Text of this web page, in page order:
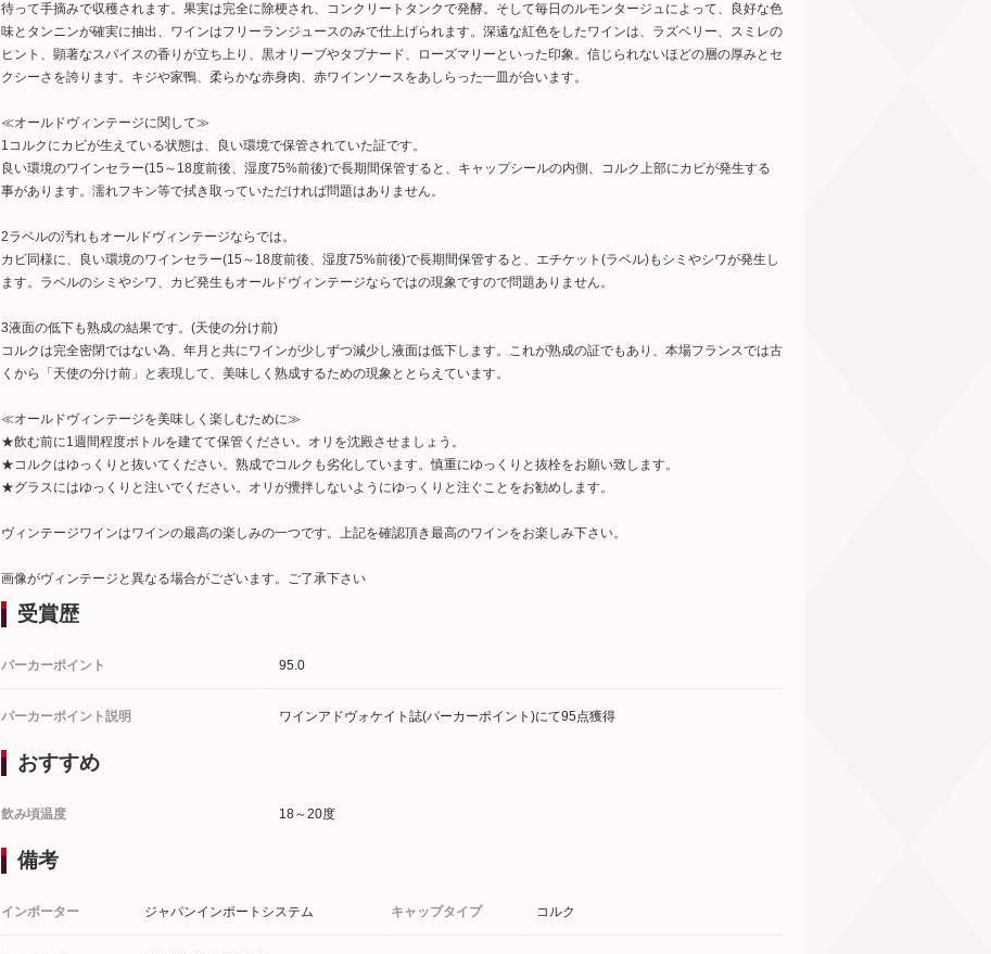
待って手摘みで収穫されます。果実は完全に除梗され、コンクリートタンクで発酵。そして毎日のルモンタージュによって、良好な色
味とタンニンが確実に抽出、ワインはフリーランジュースのみで仕上げられます。深遠な紅色をしたワインは、ラズベリー、スミレの
ヒント、顕著なスパイスの香りが立ち上り、黒オリーブやタプナード、ローズマリーといった印象。信じられないほどの層の厚みとセ
クシーさを誇ります。キジや家鴨、柔らかな赤身肉、赤ワインソースをあしらった一皿が合います。
≪オールドヴィンテージに関して≫
1コルクにカビが生えている状態は、良い環境で保管されていた証です。
良い環境のワインセラー(15～18度前後、湿度75%前後)で長期間保管すると、キャップシールの内側、コルク上部にカビが発生する
事があります。濡れフキン等で拭き取っていただければ問題はありません。
2ラベルの汚れもオールドヴィンテージならでは。
カビ同様に、良い環境のワインセラー(15～18度前後、湿度75%前後)で長期間保管すると、エチケット(ラベル)もシミやシワが発生し
ます。ラベルのシミやシワ、カビ発生もオールドヴィンテージならではの現象ですので問題ありません。
3液面の低下も熟成の結果です。(天使の分け前)
コルクは完全密閉ではない為、年月と共にワインが少しずつ減少し液面は低下します。これが熟成の証でもあり、本場フランスでは古
くから「天使の分け前」と表現して、美味しく熟成するための現象ととらえています。
≪オールドヴィンテージを美味しく楽しむために≫
★飲む前に1週間程度ボトルを建てて保管ください。オリを沈殿させましょう。
★コルクはゆっくりと抜いてください。熟成でコルクも劣化しています。慎重にゆっくりと抜栓をお願い致します。
★グラスにはゆっくりと注いでください。オリが攪拌しないようにゆっくりと注ぐことをお勧めします。
ヴィンテージワインはワインの最高の楽しみの一つです。上記を確認頂き最高のワインをお楽しみ下さい。
画像がヴィンテージと異なる場合がございます。ご了承下さい
受賞歴
パーカーポイント 95.0
パーカーポイント説明 ワインアドヴォケイト誌(パーカーポイント)にて95点獲得
おすすめ
飲み頃温度 18～20度
備考
インポーター ジャパンインポートシステム キャップタイプ コルク